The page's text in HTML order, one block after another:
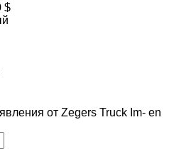
$
от Zegers Truck Im- en